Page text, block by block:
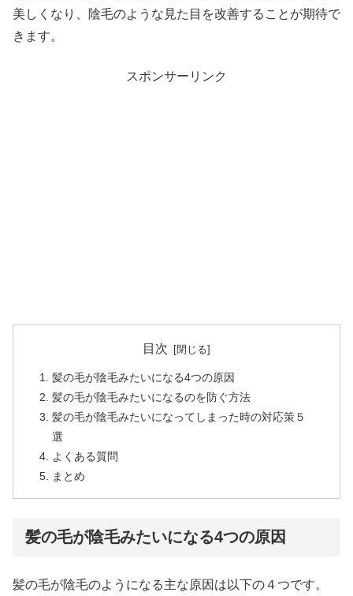
美しくなり、陰毛のような見た目を改善することが期待で
きます。
スポンサーリンク
目次
髪の毛が陰毛みたいになる4つの原因
髪の毛が陰毛みたいになるのを防ぐ方法
髪の毛が陰毛みたいになってしまった時の対応策５
選
よくある質問
まとめ
髪の毛が陰毛みたいになる4つの原因
髪の毛が陰毛のようになる主な原因は以下の４つです。